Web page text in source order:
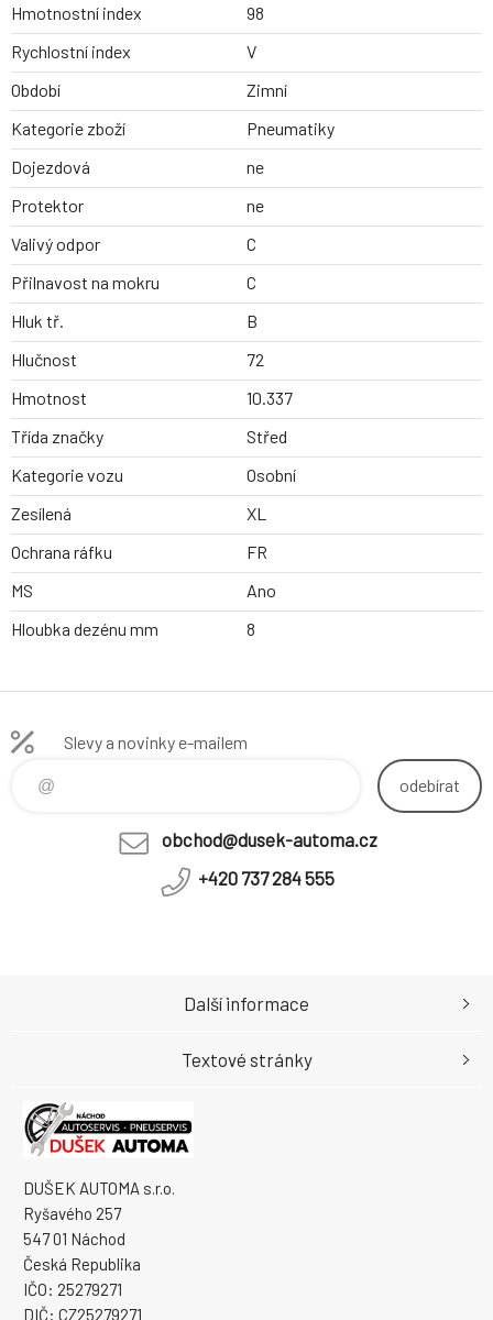
Hmotnostní index
98
Rychlostní index
V
Období
Zimní
Kategorie zboží
Pneumatiky
Dojezdová
ne
Protektor
ne
Valivý odpor
C
Přilnavost na mokru
C
Hluk tř.
B
Hlučnost
72
Hmotnost
10.337
Třída značky
Střed
Kategorie vozu
Osobní
Zesílená
XL
Ochrana ráfku
FR
MS
Ano
Hloubka dezénu mm
8
Slevy a novinky e-mailem
odebírat
obchod@dusek-automa.cz
+420 737 284 555
DUŠEK AUTOMA s.r.o.
Ryšavého 257
547 01 Náchod
Česká Republika
IČO: 25279271
DIČ: CZ25279271
Další informace
Textové stránky